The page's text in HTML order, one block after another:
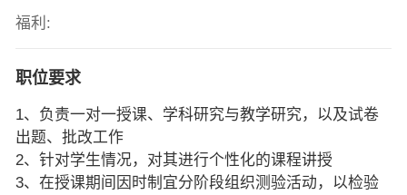
福利:
职位要求
1、负责一对一授课、学科研究与教学研究，以及试卷
出题、批改工作
2、针对学生情况，对其进行个性化的课程讲授
3、在授课期间因时制宜分阶段组织测验活动，以检验